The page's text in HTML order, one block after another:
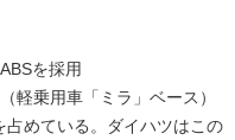
を採用
軽乗用車「ミラ」ベース）
めている。ダイハツはこの